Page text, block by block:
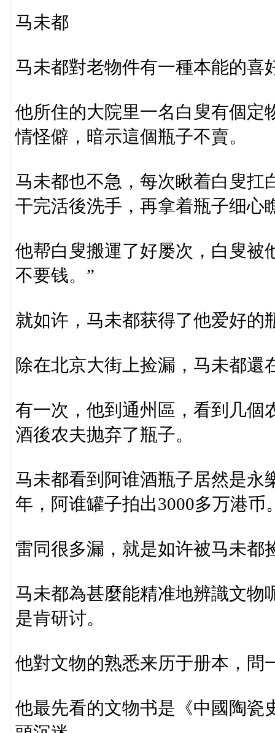
马未都
马未都對老物件有一種本能的喜
他所住的大院里一名白叟有個定
情怪僻，暗示這個瓶子不賣。
马未都也不急，每次瞅着白叟扛
干完活後洗手，再拿着瓶子细心
他帮白叟搬運了好屡次，白叟被
不要钱。”
就如许，马未都获得了他爱好的
除在北京大街上捡漏，马未都還
有一次，他到通州區，看到几個
酒後农夫抛弃了瓶子。
马未都看到阿谁酒瓶子居然是永
年，阿谁罐子拍出3000多万港币
雷同很多漏，就是如许被马未都
马未都為甚麼能精准地辨識文物
是肯研讨。
他對文物的熟悉来历于册本，問
他最先看的文物书是《中國陶瓷